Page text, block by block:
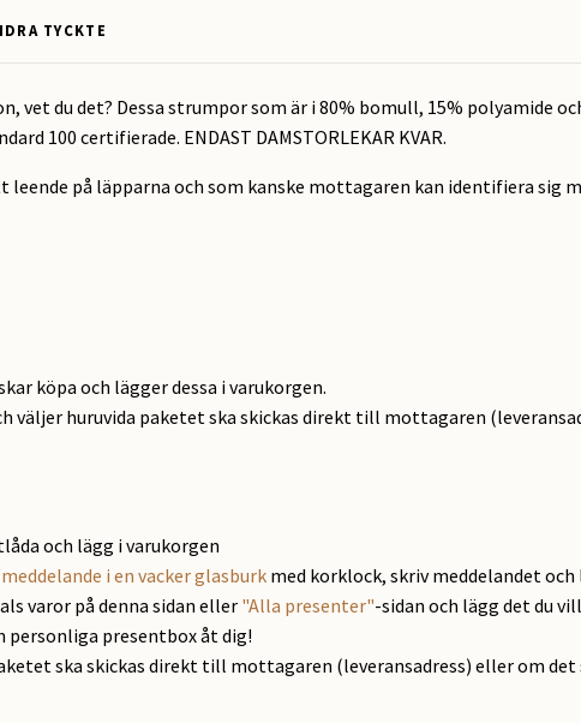
TYCKTE
vet du det? Dessa strumpor som är i 80% bomull, 15% polyamide
100 certifierade. ENDAST DAMSTORLEKAR KVAR.
på läpparna och som kanske mottagaren kan identifiera sig
köpa och lägger dessa i varukorgen.
väljer huruvida paketet ska skickas direkt till mottagaren
och lägg i varukorgen
i en vacker glasburk med korklock, skriv meddelandet
varor på denna sidan eller"Alla presenter"-sidan och lägg det du
personliga presentbox åt dig!
ska skickas direkt till mottagaren (leveransadress) eller om